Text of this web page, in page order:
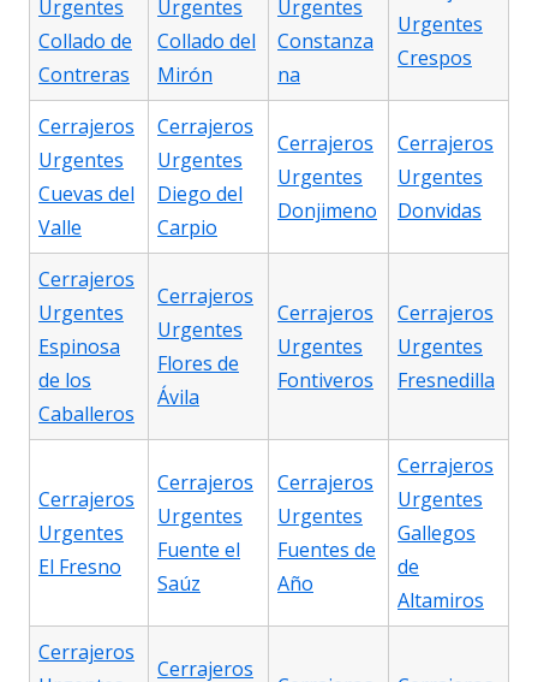
Urgentes
Collado de
Contreras
Urgentes
Collado del
Mirón
Urgentes
Constanza
na
Urgentes
Crespos
Cerrajeros
Urgentes
Cuevas del
Valle
Cerrajeros
Urgentes
Diego del
Carpio
Cerrajeros
Urgentes
Donjimeno
Cerrajeros
Urgentes
Donvidas
Cerrajeros
Urgentes
Espinosa
de los
Caballeros
Cerrajeros
Urgentes
Flores de
Ávila
Cerrajeros
Urgentes
Fontiveros
Cerrajeros
Urgentes
Fresnedilla
Cerrajeros
Urgentes
El Fresno
Cerrajeros
Urgentes
Fuente el
Saúz
Cerrajeros
Urgentes
Fuentes de
Año
Cerrajeros
Urgentes
Gallegos
de
Altamiros
Cerrajeros
Cerrajeros